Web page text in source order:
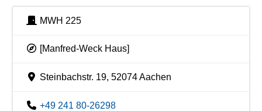
MWH 225
[Manfred-Weck Haus]
Steinbachstr. 19, 52074 Aachen
+49 241 80-26298